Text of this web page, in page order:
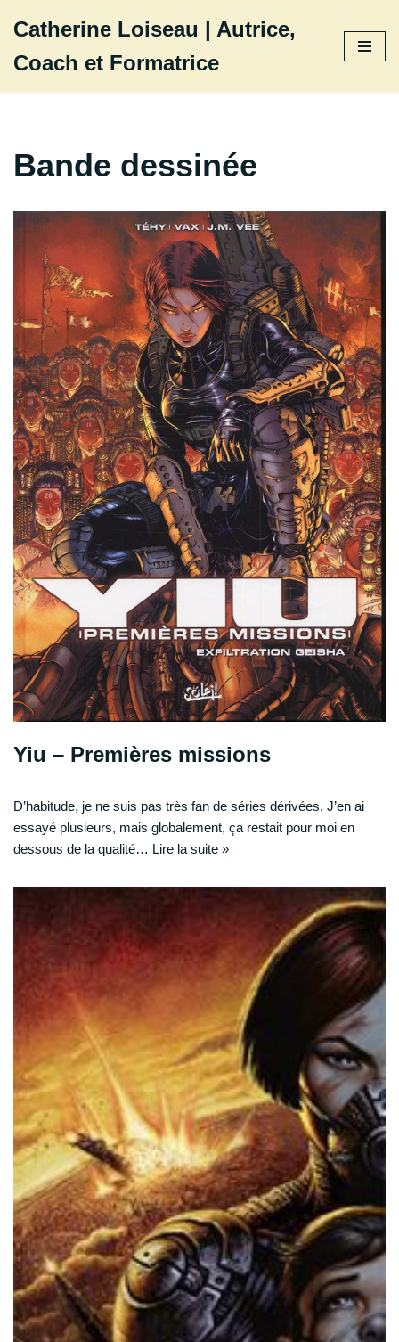
au
contenu
Catherine Loiseau | Autrice,
Coach et Formatrice
Bande dessinée
Yiu – Premières missions
D’habitude, je ne suis pas très fan de séries dérivées. J’en ai
essayé plusieurs, mais globalement, ça restait pour moi en
dessous de la qualité… Lire la suite »